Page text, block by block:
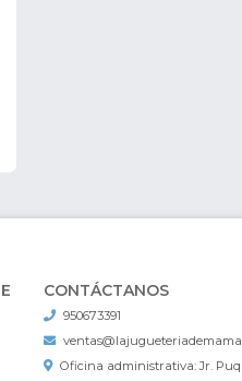
CONTÁCTANOS
950673391
Oficina administrativa: Jr.